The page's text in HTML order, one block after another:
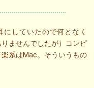
にしていたので何となく
ませんでしたが）コンピ
系はMac。そういうもの